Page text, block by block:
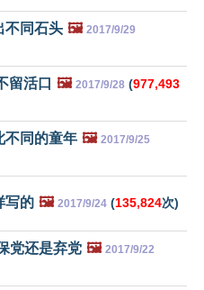
不同石头 🖼️ 2017/9/29
留活口 🖼️ 2017/9/28 (977,493
不同的童年 🖼️ 2017/9/25
写的 🖼️ 2017/9/24 (135,824次)
党还是弃党 🖼️ 2017/9/22